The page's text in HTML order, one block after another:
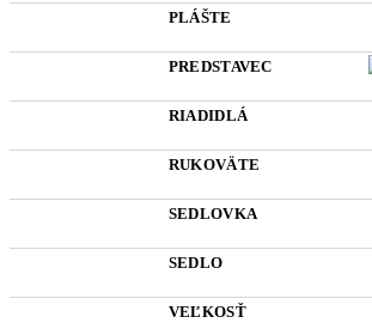
PLÁŠTE
PREDSTAVEC
RIADIDLÁ
RUKOVÄTE
SEDLOVKA
SEDLO
VEĽKOSŤ